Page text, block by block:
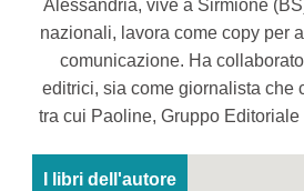
Alessandria, vive a Sirmione
nazionali, lavora come copy per
comunicazione. Ha
editrici, sia come giornalista che
tra cui Paoline, Gruppo
I libri dell'autore